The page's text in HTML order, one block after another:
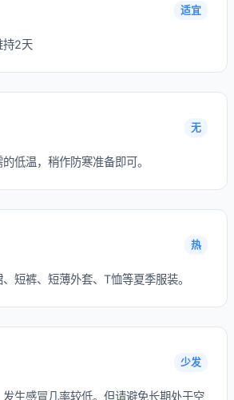
适宜
持2天
无
低温，稍作防寒准备即可。
热
短裤、短薄外套、T恤等夏季服装。
少发
生感冒几率较低。但请避免长期处于空